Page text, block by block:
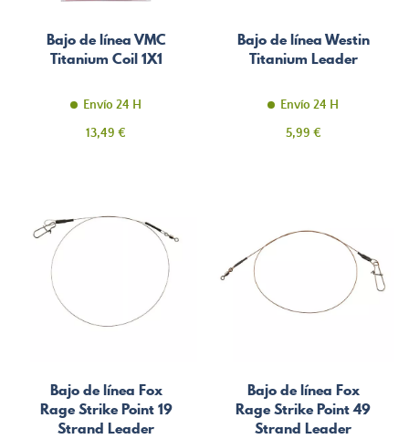
Bajo de línea VMC
Titanium Coil 1X1
Envío 24 H
Precio
13,49 €
Bajo de línea Westin
Titanium Leader
Envío 24 H
Precio
5,99 €
Bajo de línea Fox
Rage Strike Point 19
Strand Leader
Bajo de línea Fox
Rage Strike Point 49
Strand Leader